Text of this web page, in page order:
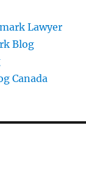
Lawyer
Blog
Canada